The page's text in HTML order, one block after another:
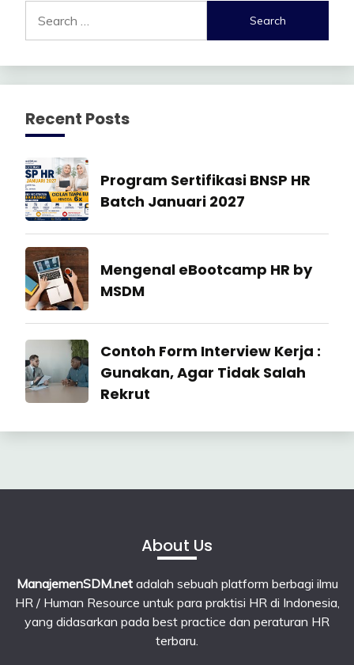
for:
Recent Posts
Manajemen
SDM
Program Sertifikasi BNSP HR
Batch Januari 2027
27
2026
Industrial
Relation
Mengenal eBootcamp HR by
MSDM
22
July
2026
Industrial
Contoh Form Interview Kerja :
Gunakan, Agar Tidak Salah
Rekrut
23
About Us
ManajemenSDM.netadalah sebuah platform berbagi ilmu
HR / Human Resource untuk para praktisi HR di Indonesia,
yang didasarkan pada best practice dan peraturan HR
terbaru.